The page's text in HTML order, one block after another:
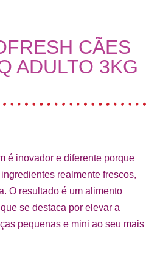
CÃES
ADULTO 3KG
é inovador e diferente porque
realmente frescos,
O resultado é um alimento
se destaca por elevar a
pequenas e mini ao seu mais